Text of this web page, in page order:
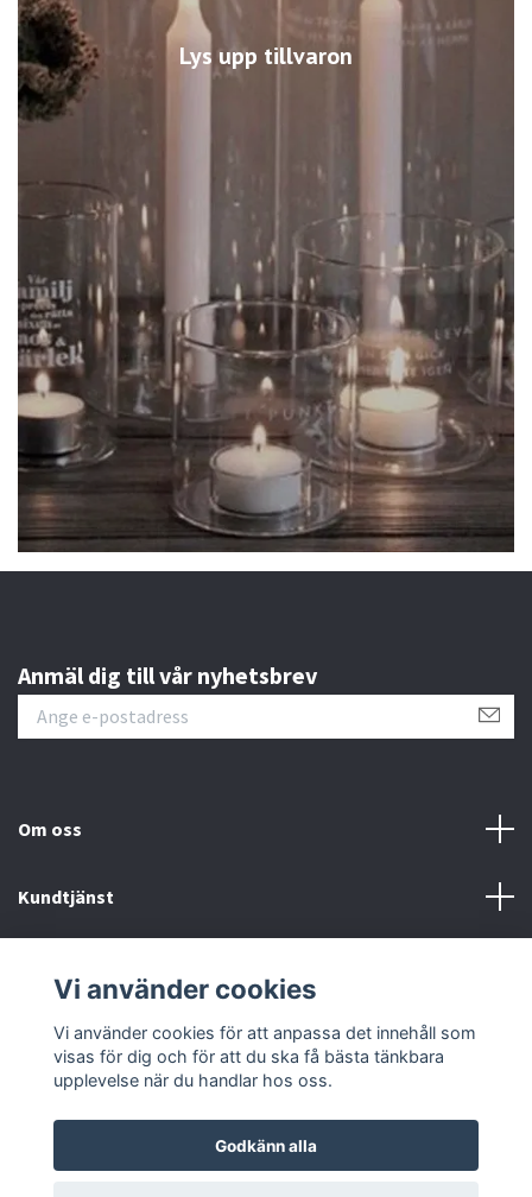
Lys upp tillvaron
Anmäl dig till vår nyhetsbrev
Om oss
Kundtjänst
Sociala medier
Vi använder cookies
Vi använder cookies för att anpassa det innehåll som
visas för dig och för att du ska få bästa tänkbara
upplevelse när du handlar hos oss.
Godkänn alla